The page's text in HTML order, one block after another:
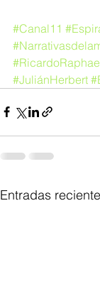
#Canal11
#JuliánHerbert
Entradas